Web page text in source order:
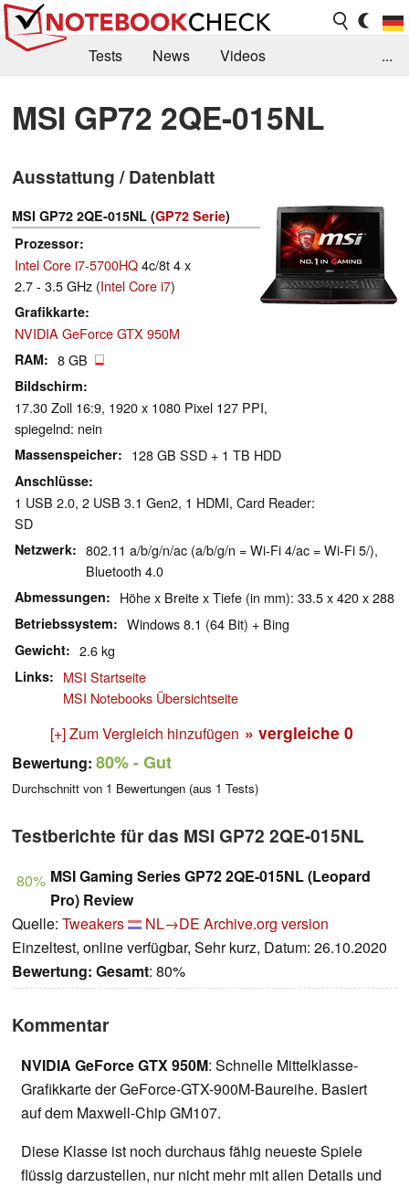
Tests News
Videos
Kaufberatung
Deals Suche
Jobs
Forum
...
MSI GP72 2QE-015NL
Ausstattung / Datenblatt
MSI GP72 2QE-015NL (GP72 Serie)
Prozessor
Intel Core i7-5700HQ4c/8t 4 x
2.7 - 3.5 GHz (Intel Core i7)
Grafikkarte
NVIDIA GeForce GTX 950M
RAM 8 GB
Bildschirm
17.30 Zoll 16:9, 1920 x 1080 Pixel 127 PPI,
spiegelnd: nein
Massenspeicher 128 GB SSD + 1 TB HDD
Anschlüsse
1 USB 2.0, 2 USB 3.1 Gen2, 1 HDMI, Card Reader:
SD
Netzwerk
802.11 a/b/g/n/ac (a/b/g/n = Wi-Fi 4/ac = Wi-Fi 5/),
Bluetooth 4.0
Abmessungen Höhe x Breite x Tiefe (in mm): 33.5 x 420 x 288
Betriebssystem Windows 8.1 (64 Bit) + Bing
Gewicht 2.6 kg
Links
MSI Startseite
MSI Notebooks Übersichtseite
[+] Zum Vergleich hinzufügen » vergleiche 0
Bewertung: 80%- Gut
Durchschnitt von 1 Bewertungen (aus 1 Tests)
Testberichte für das MSI GP72 2QE-015NL
80% MSI Gaming Series GP72 2QE-015NL (Leopard
Pro) Review
Quelle: Tweakers NL→DE Archive.org version
Einzeltest, online verfügbar, Sehr kurz, Datum: 26.10.2020
Bewertung: Gesamt: 80%
Kommentar
NVIDIA GeForce GTX 950M: Schnelle Mittelklasse-
Grafikkarte der GeForce-GTX-900M-Baureihe. Basiert
auf dem Maxwell-Chip GM107.
Diese Klasse ist noch durchaus fähig neueste Spiele
flüssig darzustellen, nur nicht mehr mit allen Details und